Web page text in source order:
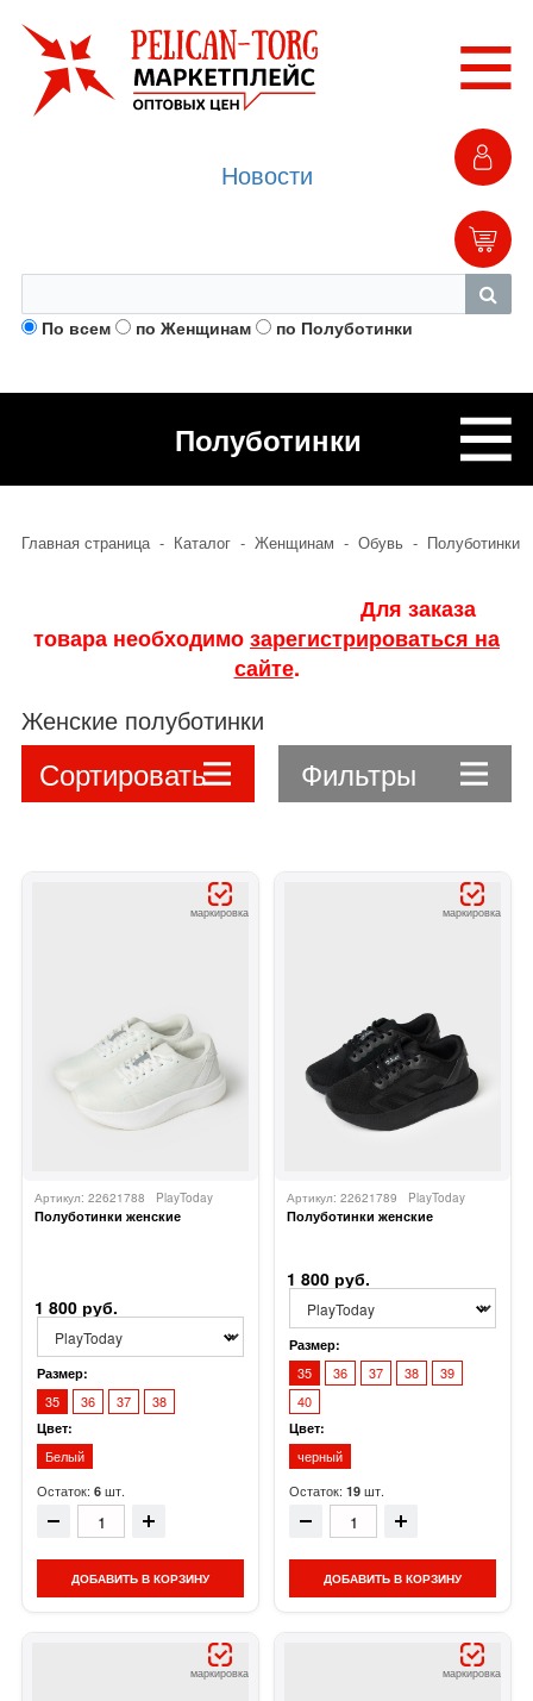
По всем по Женщинам по Полуботинки
Новости
Полуботинки
Главная страница - Каталог - Женщинам - Обувь - Полуботинки
Для заказа
товара необходимозарегистрироваться на
сайте.
Женские полуботинки
Сортировать Фильтры
маркировка
Полуботинки женские
Артикул: 22621788 PlayToday
1 800 руб.
Размер:
35 36 37 38
Цвет:
Белый
Остаток: 6 шт.
ДОБАВИТЬ В КОРЗИНУ
маркировка
Полуботинки женские
Артикул: 22621789 PlayToday
1 800 руб.
Размер:
35 36 37 38
39
40
Цвет:
черный
Остаток: 19 шт.
ДОБАВИТЬ В КОРЗИНУ
маркировка маркировка